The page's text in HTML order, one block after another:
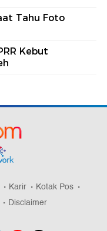
Tahu Foto
Kebut
Karir
Kotak Pos
Disclaimer